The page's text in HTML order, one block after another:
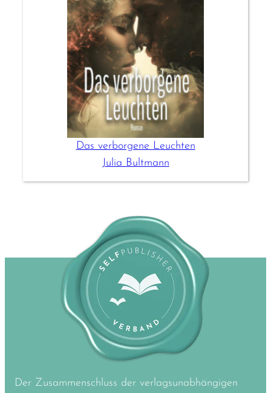
Das verborgene Leuchten
Julia Bultmann
Der Zusammenschluss der verlagsunabhängigen